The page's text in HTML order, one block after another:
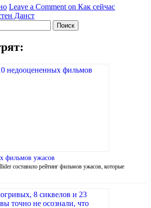
Leave a Commenton Как сейчас
Данст
фильмов ужасов
составило рейтинг фильмов ужасов, которые